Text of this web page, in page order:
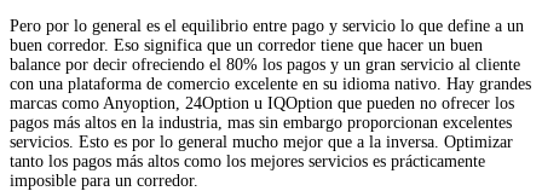
Pero por lo general es el equilibrio entre pago y servicio lo que define a un
buen corredor. Eso significa que un corredor tiene que hacer un buen
balance por decir ofreciendo el 80% los pagos y un gran servicio al cliente
con una plataforma de comercio excelente en su idioma nativo. Hay grandes
marcas como Anyoption, 24Option u IQOption que pueden no ofrecer los
pagos más altos en la industria, mas sin embargo proporcionan excelentes
servicios. Esto es por lo general mucho mejor que a la inversa. Optimizar
tanto los pagos más altos como los mejores servicios es prácticamente
imposible para un corredor.